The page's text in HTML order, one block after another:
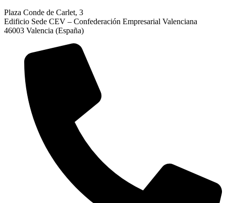
Plaza Conde de Carlet, 3
Edificio Sede CEV – Confederación Empresarial Valenciana
46003 Valencia (España)